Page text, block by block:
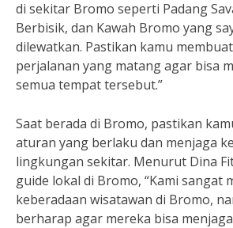
di sekitar Bromo seperti Padang
Berbisik, dan Kawah Bromo yang
dilewatkan. Pastikan kamu
perjalanan yang matang agar bisa
semua tempat tersebut.”
Saat berada di Bromo, pastikan
aturan yang berlaku dan menjaga
lingkungan sekitar. Menurut Dina
guide lokal di Bromo, “Kami sangat
keberadaan wisatawan di Bromo,
berharap agar mereka bisa